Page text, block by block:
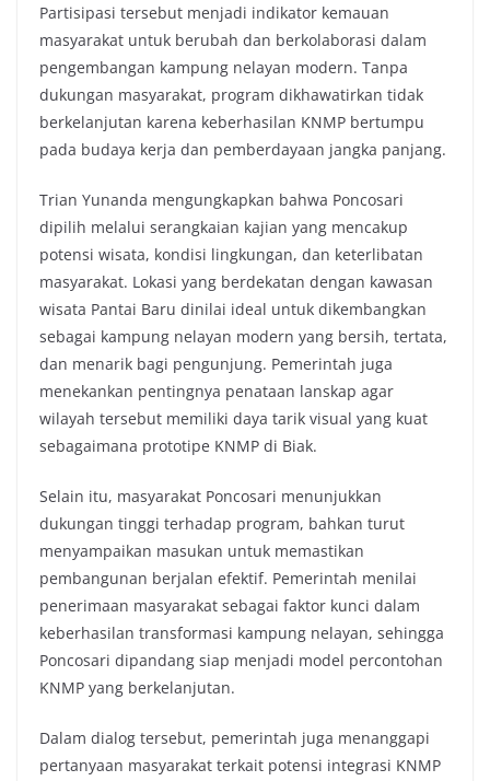
Partisipasi tersebut menjadi indikator kemauan
masyarakat untuk berubah dan berkolaborasi dalam
pengembangan kampung nelayan modern. Tanpa
dukungan masyarakat, program dikhawatirkan tidak
berkelanjutan karena keberhasilan KNMP bertumpu
pada budaya kerja dan pemberdayaan jangka panjang.
Trian Yunanda mengungkapkan bahwa Poncosari
dipilih melalui serangkaian kajian yang mencakup
potensi wisata, kondisi lingkungan, dan keterlibatan
masyarakat. Lokasi yang berdekatan dengan kawasan
wisata Pantai Baru dinilai ideal untuk dikembangkan
sebagai kampung nelayan modern yang bersih, tertata,
dan menarik bagi pengunjung. Pemerintah juga
menekankan pentingnya penataan lanskap agar
wilayah tersebut memiliki daya tarik visual yang kuat
sebagaimana prototipe KNMP di Biak.
Selain itu, masyarakat Poncosari menunjukkan
dukungan tinggi terhadap program, bahkan turut
menyampaikan masukan untuk memastikan
pembangunan berjalan efektif. Pemerintah menilai
penerimaan masyarakat sebagai faktor kunci dalam
keberhasilan transformasi kampung nelayan, sehingga
Poncosari dipandang siap menjadi model percontohan
KNMP yang berkelanjutan.
Dalam dialog tersebut, pemerintah juga menanggapi
pertanyaan masyarakat terkait potensi integrasi KNMP